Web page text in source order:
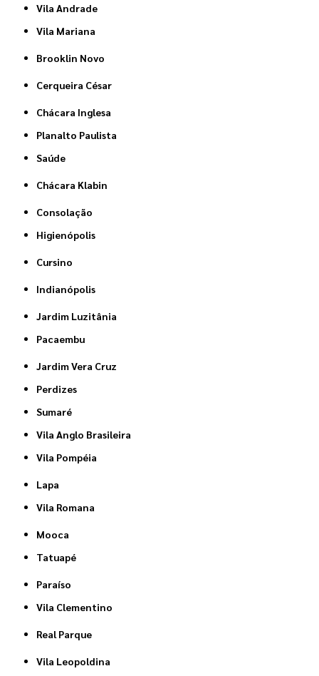
Vila Andrade
Vila Mariana
Brooklin Novo
Cerqueira César
Chácara Inglesa
Planalto Paulista
Saúde
Chácara Klabin
Consolação
Higienópolis
Cursino
Indianópolis
Jardim Luzitânia
Pacaembu
Jardim Vera Cruz
Perdizes
Sumaré
Vila Anglo Brasileira
Vila Pompéia
Lapa
Vila Romana
Mooca
Tatuapé
Paraíso
Vila Clementino
Real Parque
Vila Leopoldina